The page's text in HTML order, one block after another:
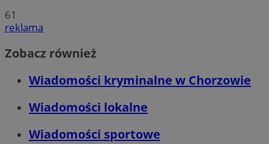
61
reklama
Zobacz również
Wiadomości kryminalne w Chorzowie
Wiadomości lokalne
Wiadomości sportowe